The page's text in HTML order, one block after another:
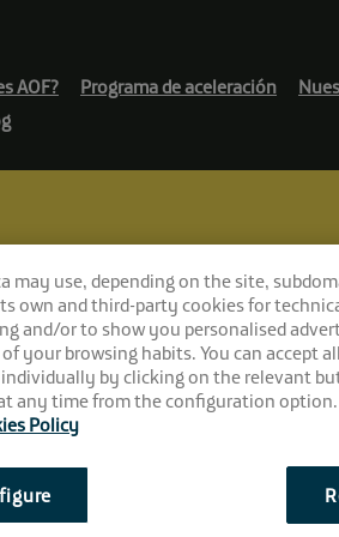
AOF? Programa de aceleración
may use, depending on the site,
own and third-party cookies for
and/or to show you personalised
your browsing habits. You can accept
by clicking on the relevant
any time from the configuration
Policy